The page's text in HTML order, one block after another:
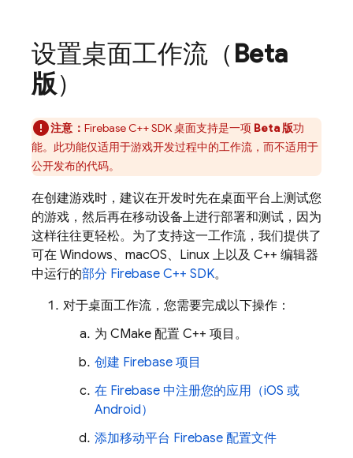
设置桌面工作流（ Beta
版）
注意： FirebaseC++SDK 桌面支持是一项 Beta 版功
能。此功能仅适用于游戏开发过程中的工作流，而不适用于
公开发布的代码。
在创建游戏时，建议在开发时先在桌面平台上测试您
的游戏，然后再在移动设备上进行部署和测试，因为
这样往往更轻松。为了支持这一工作流，我们提供了
可在 Windows、macOS、Linux 上以及 C++ 编辑器
中运行的部分 Firebase C++ SDK。
对于桌面工作流，您需要完成以下操作：
为 CMake 配置 C++ 项目。
创建 Firebase 项目
在 Firebase 中注册您的应用（iOS 或
Android）
添加移动平台 Firebase 配置文件